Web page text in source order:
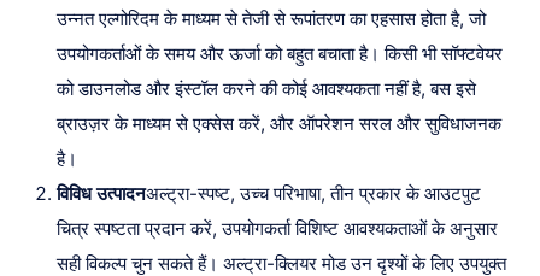
उन्नत एल्गोरिदम के माध्यम से तेजी से रूपांतरण का एहसास होता है, जो
उपयोगकर्ताओं के समय और ऊर्जा को बहुत बचाता है। किसी भी सॉफ्टवेयर
को डाउनलोड और इंस्टॉल करने की कोई आवश्यकता नहीं है, बस इसे
ब्राउज़र के माध्यम से एक्सेस करें, और ऑपरेशन सरल और सुविधाजनक
है।
विविध उत्पादनअल्ट्रा-स्पष्ट, उच्च परिभाषा, तीन प्रकार के आउटपुट
चित्र स्पष्टता प्रदान करें, उपयोगकर्ता विशिष्ट आवश्यकताओं के अनुसार
सही विकल्प चुन सकते हैं। अल्ट्रा-क्लियर मोड उन दृश्यों के लिए उपयुक्त